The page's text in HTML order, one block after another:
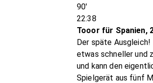
90'
22:38
Tooor für Spanien,
Der späte
etwas schneller und
und kann den
Spielgerät aus fünf